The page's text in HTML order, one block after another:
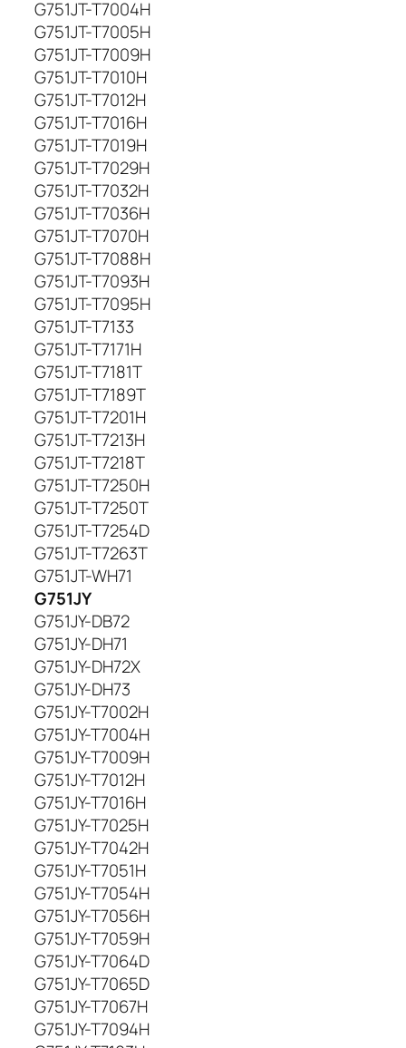
a
l
G751JT-T7004H
G751JT-T7005H
G751JT-T7009H
G751JT-T7010H
G751JT-T7012H
G751JT-T7016H
G751JT-T7019H
G751JT-T7029H
G751JT-T7032H
G751JT-T7036H
G751JT-T7070H
G751JT-T7088H
G751JT-T7093H
G751JT-T7095H
G751JT-T7133
G751JT-T7171H
G751JT-T7181T
G751JT-T7189T
G751JT-T7201H
G751JT-T7213H
G751JT-T7218T
G751JT-T7250H
G751JT-T7250T
G751JT-T7254D
G751JT-T7263T
G751JT-WH71
G751JY
G751JY-DB72
G751JY-DH71
G751JY-DH72X
G751JY-DH73
G751JY-T7002H
G751JY-T7004H
G751JY-T7009H
G751JY-T7012H
G751JY-T7016H
G751JY-T7025H
G751JY-T7042H
G751JY-T7051H
G751JY-T7054H
G751JY-T7056H
G751JY-T7059H
G751JY-T7064D
G751JY-T7065D
G751JY-T7067H
G751JY-T7094H